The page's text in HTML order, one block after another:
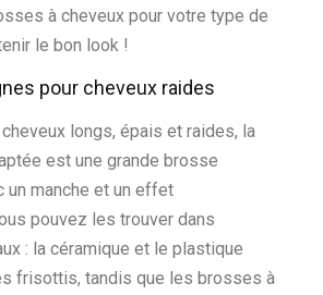
à cheveux pour votre type de
le bon look !
pour cheveux raides
longs, épais et raides, la
est une grande brosse
un manche et un effet
pouvez les trouver dans
: la céramique et le plastique
frisottis, tandis que les brosses à